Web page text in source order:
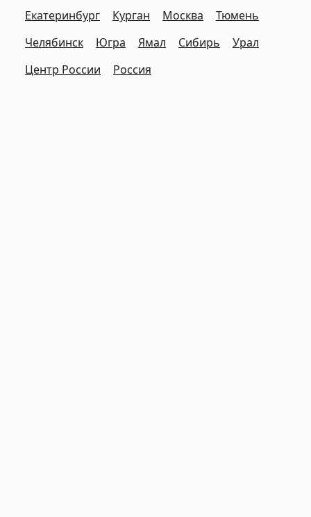
Екатеринбург Курган Москва
Тюмень
Челябинск
Югра Ямал Сибирь
Урал
Центр России
Россия